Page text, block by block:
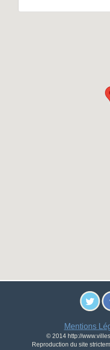
Mentions
© 2014 http://
Reproduction du site